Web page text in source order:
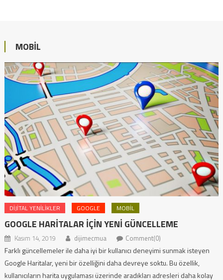
MOBIL
DIJITAL YENILIKLER GOOGLE MOBIL
GOOGLE HARITALAR İÇIN YENI GÜNCELLEME
Kasım 14, 2019 dijimecmua Comment(0)
Farklı güncellemeler ile daha iyi bir kullanıcı deneyimi sunmak isteyen
Google Haritalar, yeni bir özelliğini daha devreye soktu. Bu özellik,
kullanıcıların harita uygulaması üzerinde aradıkları adresleri daha kolay